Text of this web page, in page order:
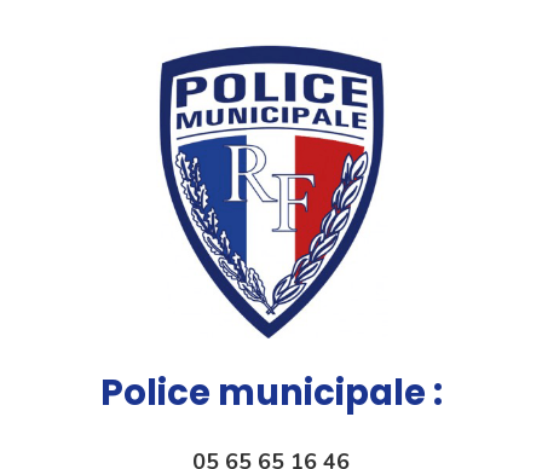
Police municipale :
05 65 65 16 46